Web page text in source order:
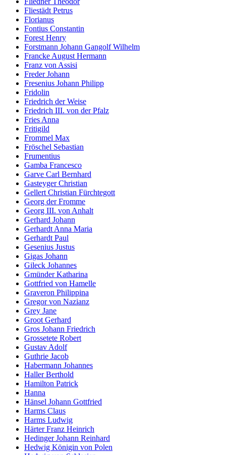
Fliestädt Petrus
Florianus
Fontius Constantin
Forest Henry
Forstmann Johann Gangolf Wilhelm
Francke August Hermann
Franz von Assisi
Freder Johann
Fresenius Johann Philipp
Fridolin
Friedrich der Weise
Friedrich III. von der Pfalz
Fries Anna
Fritigild
Frommel Max
Fröschel Sebastian
Frumentius
Gamba Francesco
Garve Carl Bernhard
Gasteyger Christian
Gellert Christian Fürchtegott
Georg der Fromme
Georg III. von Anhalt
Gerhard Johann
Gerhardt Anna Maria
Gerhardt Paul
Gesenius Justus
Gigas Johann
Gileck Johannes
Gmünder Katharina
Gottfried von Hamelle
Graveron Philippina
Gregor von Nazianz
Grey Jane
Groot Gerhard
Gros Johann Friedrich
Grossetete Robert
Gustav Adolf
Guthrie Jacob
Habermann Johannes
Haller Berthold
Hamilton Patrick
Hanna
Hänsel Johann Gottfried
Harms Claus
Harms Ludwig
Härter Franz Heinrich
Hedinger Johann Reinhard
Hedwig Königin von Polen